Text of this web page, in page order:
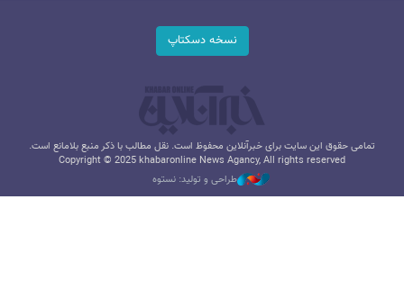
نسخه دسکتاپ
تمامی حقوق این سایت برای خبرآنلاین محفوظ است. نقل مطالب با ذکر منبع بلامانع است.
Copyright © 2025 khabaronline News Agancy, All rights reserved
طراحی و تولید: نستوه